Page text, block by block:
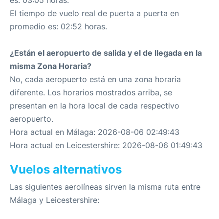
El tiempo de vuelo real de puerta a puerta en
promedio es: 02:52 horas.
¿Están el aeropuerto de salida y el de llegada en la
misma Zona Horaria?
No, cada aeropuerto está en una zona horaria
diferente. Los horarios mostrados arriba, se
presentan en la hora local de cada respectivo
aeropuerto.
Hora actual en Málaga: 2026-08-06 02:49:43
Hora actual en Leicestershire: 2026-08-06 01:49:43
Vuelos alternativos
Las siguientes aerolíneas sirven la misma ruta entre
Málaga y Leicestershire: